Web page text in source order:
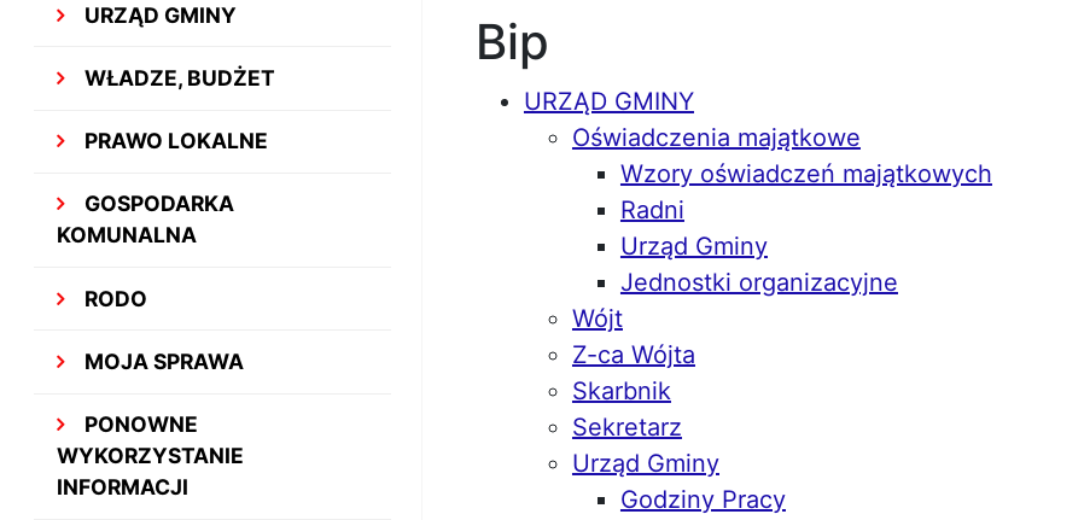
URZĄD GMINY
WŁADZE, BUDŻET
PRAWO LOKALNE
GOSPODARKA
KOMUNALNA
RODO
MOJA SPRAWA
PONOWNE
WYKORZYSTANIE
INFORMACJI
Bip
URZĄD GMINY
Oświadczenia majątkowe
Wzory oświadczeń majątkowych
Radni
Urząd Gminy
Jednostki organizacyjne
Wójt
Z-ca Wójta
Skarbnik
Sekretarz
Urząd Gminy
Godziny Pracy